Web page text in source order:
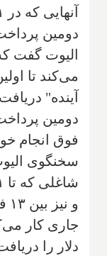
دومین
الیوت گفت
می‌کند تا
آینده"
دومین
فوق انجام
سخنگوی
دلار را